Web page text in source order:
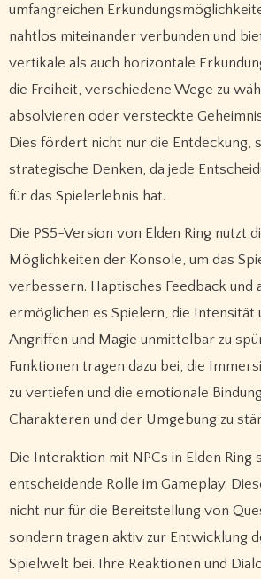
umfangreichen
nahtlos miteinander verbunden und
vertikale als auch horizontale
die Freiheit, verschiedene Wege zu
absolvieren oder versteckte
Dies fördert nicht nur die Entdeckung,
strategische Denken, da jede
für das Spielerlebnis hat.
Die PS5-Version von Elden Ring nutzt
Möglichkeiten der Konsole, um das
verbessern. Haptisches Feedback und
ermöglichen es Spielern, die Intensität
Angriffen und Magie unmittelbar zu
Funktionen tragen dazu bei, die
zu vertiefen und die emotionale
Charakteren und der Umgebung zu
Die Interaktion mit NPCs in Elden Ring
entscheidende Rolle im Gameplay.
nicht nur für die Bereitstellung von
sondern tragen aktiv zur Entwicklung
Spielwelt bei. Ihre Reaktionen und